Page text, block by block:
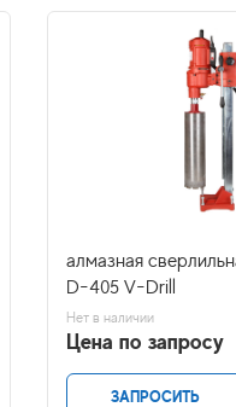
алмазная
D-405 V-Drill
Нет в наличии
Цена по запросу
ЗАПРОСИТЬ